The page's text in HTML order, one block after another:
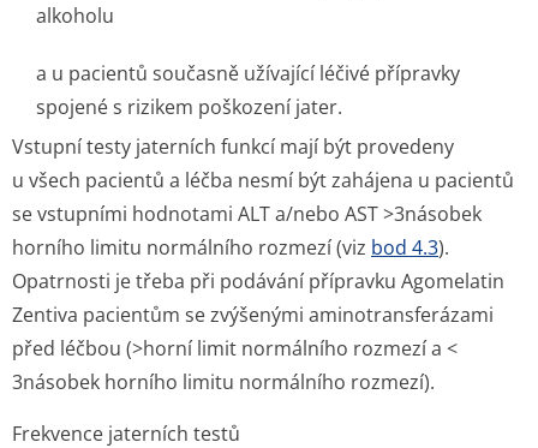
alkoholu
a u pacientů současně užívající léčivé přípravky
spojené s rizikem poškození jater.
Vstupní testy jaterních funkcí mají být provedeny
u všech pacientů a léčba nesmí být zahájena u pacientů
se vstupními hodnotami ALT a/nebo AST >3násobek
horního limitu normálního rozmezí (viz bod 4.3).
Opatrnosti je třeba při podávání přípravku Agomelatin
Zentiva pacientům se zvýšenými aminotransferázami
před léčbou (>horní limit normálního rozmezí a <
3násobek horního limitu normálního rozmezí).
Frekvence jaterních testů